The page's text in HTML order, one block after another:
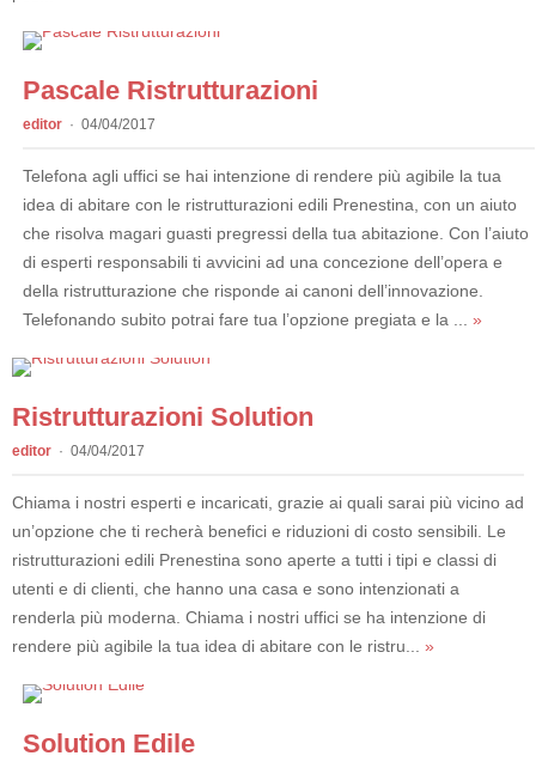
Pascale Ristrutturazioni
editor 04/04/2017
Telefona agli uffici se hai intenzione di rendere più agibile la tua
idea di abitare con le ristrutturazioni edili Prenestina, con un aiuto
che risolva magari guasti pregressi della tua abitazione. Con l’aiuto
di esperti responsabili ti avvicini ad una concezione dell’opera e
della ristrutturazione che risponde ai canoni dell’innovazione.
Telefonando subito potrai fare tua l’opzione pregiata e la ... »
Ristrutturazioni Solution
editor 04/04/2017
Chiama i nostri esperti e incaricati, grazie ai quali sarai più vicino ad
un’opzione che ti recherà benefici e riduzioni di costo sensibili. Le
ristrutturazioni edili Prenestina sono aperte a tutti i tipi e classi di
utenti e di clienti, che hanno una casa e sono intenzionati a
renderla più moderna. Chiama i nostri uffici se ha intenzione di
rendere più agibile la tua idea di abitare con le ristru... »
Solution Edile